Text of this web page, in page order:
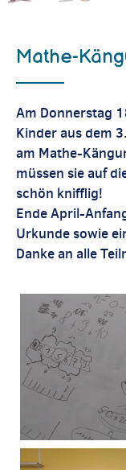
Mathe-
Am Donnerstag
Kinder aus dem
am Mathe-
müssen sie auf
schön knifflig!
Ende April-
Urkunde sowie
Danke an alle